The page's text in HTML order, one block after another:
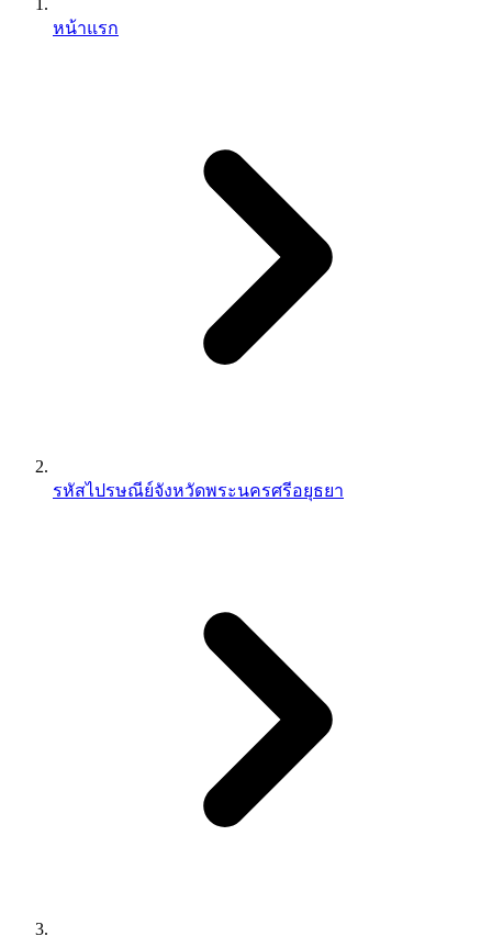
หน้าแรก
รหัสไปรษณีย์จังหวัดพระนครศรีอยุธยา